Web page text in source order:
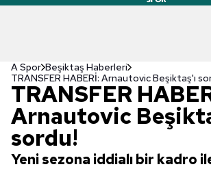
A Spor Beşiktaş Haberleri
TRANSFER HABERİ: Arnautovic Beşiktaş'ı
TRANSFER
Arnautovic
sordu!
Yeni sezona iddialı bir kadro